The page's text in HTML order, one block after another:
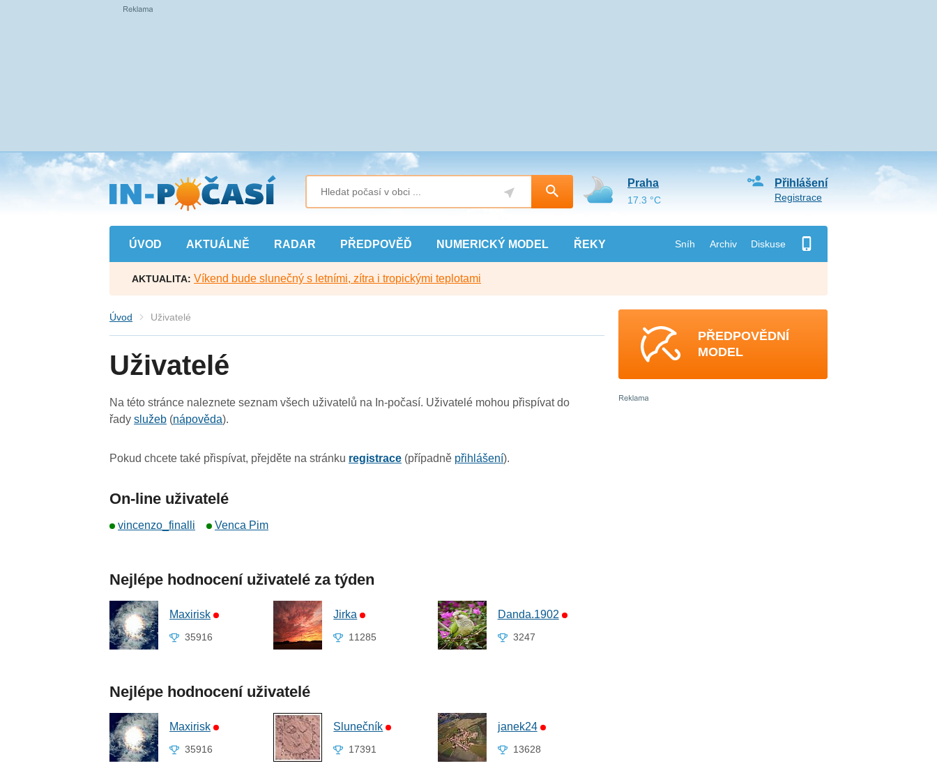
Přejít
na
hlavní
obsah
ÚVOD AKTUÁLNĚ RADAR PŘEDPOVĚĎ NUMERICKÝ MODEL ŘEKY Sníh Archiv Diskuse
Přihlášení
Registrace
Praha
17.3 °C
AKTUALITA: Víkend bude slunečný s letními, zítra i tropickými teplotami
Úvod Uživatelé
Uživatelé
Na této stránce naleznete seznam všech uživatelů na In-počasí. Uživatelé mohou přispívat do
řadyslužeb (nápověda).
Pokud chcete také přispívat, přejděte na stránku registrace (případně přihlášení).
On-line uživatelé
vincenzo_finalli Venca Pim
Nejlépe hodnocení uživatelé za týden
Maxirisk
35916
Jirka
11285
Danda.1902
3247
Nejlépe hodnocení uživatelé
Maxirisk
35916
Slunečník
17391
janek24
13628
PŘEDPOVĚDNÍ
MODEL